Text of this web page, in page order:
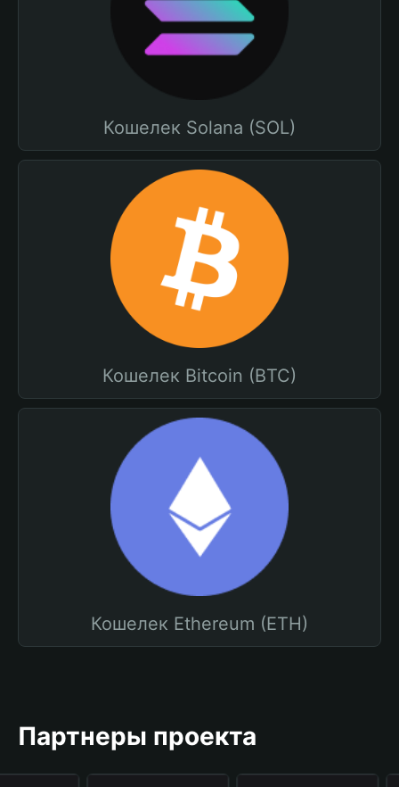
Кошелек Solana (SOL)
Кошелек Bitcoin (BTC)
Кошелек Ethereum (ETH)
Партнеры проекта